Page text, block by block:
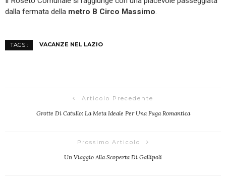
dalla fermata della metro B Circo Massimo.
TAGS : VACANZE NEL LAZIO
Articolo Precedente
Grotte Di Catullo: La Meta Ideale Per Una Fuga Romantica
Prossimo Articolo
Un Viaggio Alla Scoperta Di Gallipoli